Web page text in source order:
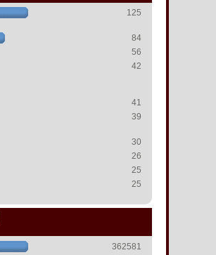
125
84
56
42
41
39
30
26
25
25
362581